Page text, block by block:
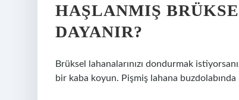
HAŞLANMIŞ
DAYANIR?
Brüksel lahanalarınızı dondurmak
bir kaba koyun. Pişmiş lahana